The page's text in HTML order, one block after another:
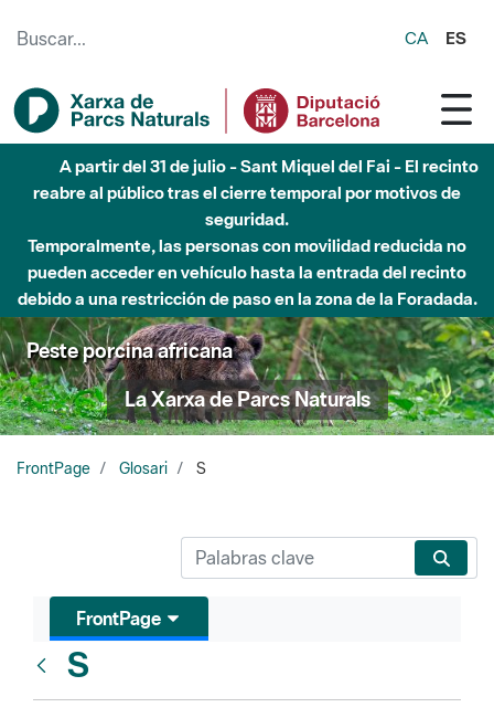
CA ES
A partir del 31 de julio - Sant Miquel del Fai - El recinto
reabre al público tras el cierre temporal por motivos de
seguridad.
Temporalmente, las personas con movilidad reducida no
pueden acceder en vehículo hasta la entrada del recinto
debido a una restricción de paso en la zona de la Foradada.
Peste porcina africana
La Xarxa de Parcs Naturals
FrontPage Glosari S
FrontPage
S